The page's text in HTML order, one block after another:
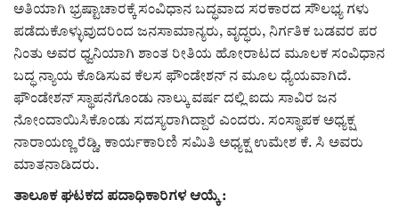
ಕವನ
Digital Subscription
ಅತಿಯಾಗಿ ಭ್ರಷ್ಟಾಚಾರಕ್ಕೆ ಸಂವಿಧಾನ ಬದ್ಧವಾದ ಸರಕಾರದ ಸೌಲಭ್ಯ ಗಳು
ಪಡೆದುಕೊಳ್ಳುವುದರಿಂದ ಜನಸಾಮಾನ್ಯರು, ವೃದ್ಧರು, ನಿರ್ಗತಿಕ ಬಡವರ ಪರ
ನಿಂತು ಅವರ ಧ್ವನಿಯಾಗಿ ಶಾಂತ ರೀತಿಯ ಹೋರಾಟದ ಮೂಲಕ ಸಂವಿಧಾನ
ಬದ್ಧ ನ್ಯಾಯ ಕೊಡಿಸುವ ಕೆಲಸ ಫೌಂಡೇಶನ್ ನ ಮೂಲ ಧ್ಯೆಯವಾಗಿದೆ.
ಫೌಂಡೇಶನ್ ಸ್ಥಾಪನೆಗೊಂಡು ನಾಲ್ಕು ವರ್ಷ ದಲ್ಲಿ ಐದು ಸಾವಿರ ಜನ
ನೋಂದಾಯಿಸಿಕೊಂಡು ಸದಸ್ಯರಾಗಿದ್ದಾರೆ ಎಂದರು. ಸಂಸ್ಥಾಪಕ ಅಧ್ಯಕ್ಷ
ನಾರಾಯಣ್ಣ ರೆಡ್ಡಿ, ಕಾರ್ಯಕಾರಿಣಿ ಸಮಿತಿ ಅಧ್ಯಕ್ಷ ಉಮೇಶ ಕೆ. ಸಿ ಅವರು
ಮಾತನಾಡಿದರು.
ತಾಲೂಕ ಘಟಕದ ಪದಾಧಿಕಾರಿಗಳ ಆಯ್ಕೆ :